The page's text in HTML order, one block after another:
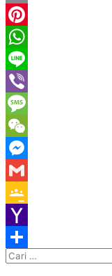
Email
Pinterest
WhatsApp
Line
Viber
Message
WeChat
Messenger
Gmail
Google
Classroom
Yahoo
Mail
Share
Cari
untuk: